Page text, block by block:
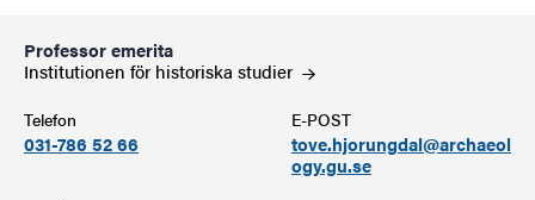
Professor emerita
Institutionen för historiska studier
Telefon
031-786 52 66
E-POST
tove.hjorungdal@archaeol
ogy.gu.se